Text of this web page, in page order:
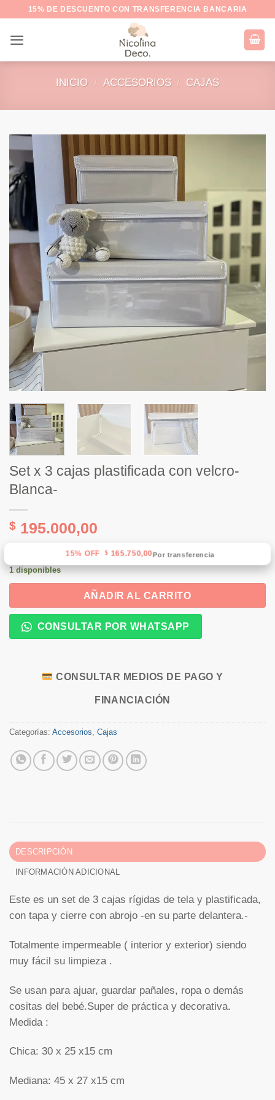
contenido
15% DE DESCUENTO CON TRANSFERENCIA BANCARIA
INICIO / ACCESORIOS / CAJAS
Set x 3 cajas plastificada con velcro-
Blanca-
$ 195.000,00
15% OFF $ 165.750,00Por transferencia
1 disponibles
AÑADIR AL CARRITO
CONSULTAR POR WHATSAPP
CONSULTAR MEDIOS DE PAGO Y
FINANCIACIÓN
Categorías: Accesorios, Cajas
DESCRIPCIÓN
INFORMACIÓN ADICIONAL
Este es un set de 3 cajas rígidas de tela y plastificada,
con tapa y cierre con abrojo -en su parte delantera.-
Totalmente impermeable ( interior y exterior) siendo
muy fácil su limpieza .
Se usan para ajuar, guardar pañales, ropa o demás
cositas del bebé.Super de práctica y decorativa.
Medida :
Chica: 30 x 25 x15 cm
Mediana: 45 x 27 x15 cm